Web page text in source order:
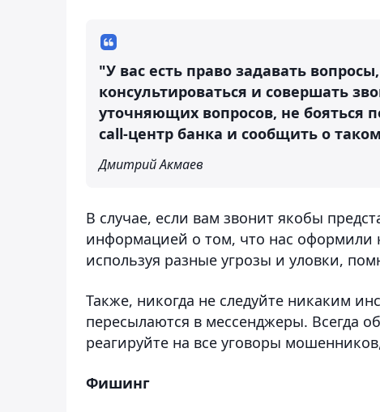
"У вас есть право задавать
консультироваться и совершать
уточняющих вопросов, не бояться
call-центр банка и сообщить о
Дмитрий Акмаев
В случае, если вам звонит якобы
информацией о том, что нас оформили
используя разные угрозы и уловки,
Также, никогда не следуйте никаким
пересылаются в мессенджеры. Всегда
реагируйте на все уговоры
Фишинг